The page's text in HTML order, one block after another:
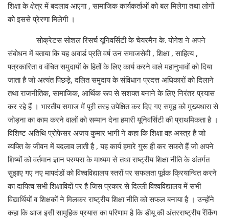
शिक्षा के क्षेत्र में बदलाव आएगा , सामाजिक कार्यकर्ताओं को बल मिलेगा तथा लोगों
को इससे प्रेरणा मिलेगी ।
सोक्रेटस सोशल रिसर्च यूनिवर्सिटी के चेयरमैन के. योगेश ने अपने
संबोधन में बताया कि यह अवार्ड प्रति वर्ष उन समाजसेवी , शिक्षा , साहित्य ,
पत्रकारिता व वंचित समुदायों के हितों के लिए कार्य करने वाले महानुभावों को दिया
जाता है जो अत्यंत पिछड़े, दलित समुदाय के संविधान प्रदत्त अधिकारों को दिलाने
तथा राजनीतिक, सामाजिक, आर्थिक रूप से सशक्त बनाने के लिए निरंतर प्रयास
कर रहे हैं । भारतीय समाज में पूरी तरह उपेक्षित कर दिए गए समूह को मुख्यधारा से
जोड़ना का काम करने वालों को सम्मान देना हमारी यूनिवर्सिटी की प्राथमिकता है ।
विशिष्ट अतिथि प्रोफेसर अजय कुमार भागी ने कहा कि शिक्षा वह अस्त्र है जो
व्यक्ति के जीवन में बदलाव लाती है , यह कार्य हमारे गुरू ही कर सकते हैं जो अपने
शिष्यों को वर्तमान ज्ञान परम्परा के माध्यम से तथा राष्ट्रीय शिक्षा नीति के अंतर्गत
सुझाए गए नए मापदंडों को विश्वविद्यालय स्तरों पर सफलता पूर्वक क्रियान्वित करने
का दायित्व सभी शिक्षाविदों पर है जिस प्रकार से दिल्ली विश्वविद्यालय में सभी
विद्यार्थियों व शिक्षकों ने मिलकर राष्ट्रीय शिक्षा नीति को सफल बनाया है । उन्होंने
कहा कि आज इसी सामुहिक प्रयास का परिणाम है कि डीयू की अंतरराष्ट्रीय रैंकिंग